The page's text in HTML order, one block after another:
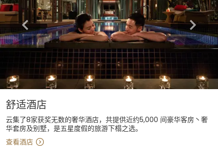
舒适酒店
云集了8家获奖无数的奢华酒店，共提供近约5,000 间豪华客房丶奢
华套房及别墅，是五星度假的旅游下榻之选。
查看酒店